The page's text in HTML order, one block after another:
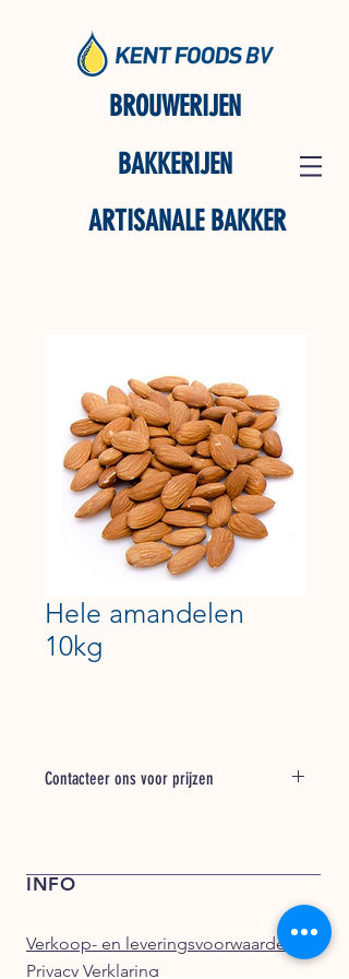
BROUWERIJEN
BAKKERIJEN
ARTISANALE BAKKER
Hele amandelen
10kg
Contacteer ons voor prijzen
INFO
Verkoop- en leveringsvoorwaarden
Privacy Verklaring